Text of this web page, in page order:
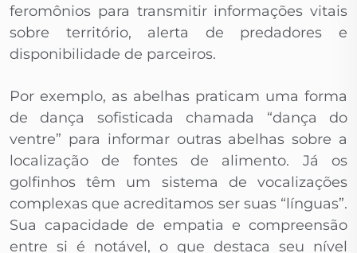
feromônios para transmitir informações vitais
sobre território, alerta de predadores e
disponibilidade de parceiros.
Por exemplo, as abelhas praticam uma forma
de dança sofisticada chamada “dança do
ventre” para informar outras abelhas sobre a
localização de fontes de alimento. Já os
golfinhos têm um sistema de vocalizações
complexas que acreditamos ser suas “línguas”.
Sua capacidade de empatia e compreensão
entre si é notável, o que destaca seu nível